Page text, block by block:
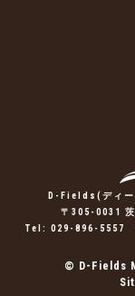
D-Fields(ディー
〒305-0031
Tel: 029-896-5557
© D-Fields